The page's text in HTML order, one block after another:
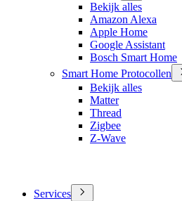
Bekijk alles
Amazon Alexa
Apple Home
Google Assistant
Bosch Smart Home
Smart Home Protocollen
Bekijk alles
Matter
Thread
Zigbee
Z-Wave
Services